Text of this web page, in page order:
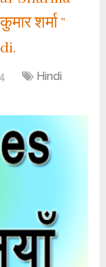
शर्मा ”
Hindi